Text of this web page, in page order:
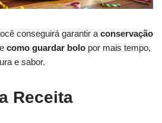
conseguirá garantir a conservação
e como guardar bolo por mais tempo,
e sabor.
Receita